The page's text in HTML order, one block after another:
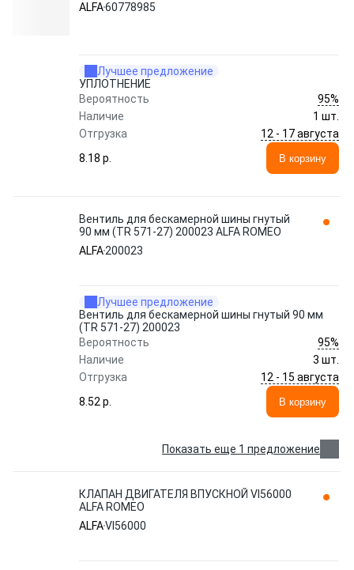
ALFA60778985
Лучшее предложение
УПЛОТНЕНИЕ
Вероятность
95%
Наличие
1 шт.
Отгрузка
12 - 17 августа
8.18 p.
В корзину
Вентиль для бескамерной шины гнутый
90 мм (TR 571-27) 200023 ALFA ROMEO
ALFA200023
Лучшее предложение
Вентиль для бескамерной шины гнутый 90 мм
(TR 571-27) 200023
Вероятность
95%
Наличие
3 шт.
Отгрузка
12 - 15 августа
8.52 p.
В корзину
Показать еще 1 предложение
КЛАПАН ДВИГАТЕЛЯ ВПУСКНОЙ VI56000
ALFA ROMEO
ALFAVI56000